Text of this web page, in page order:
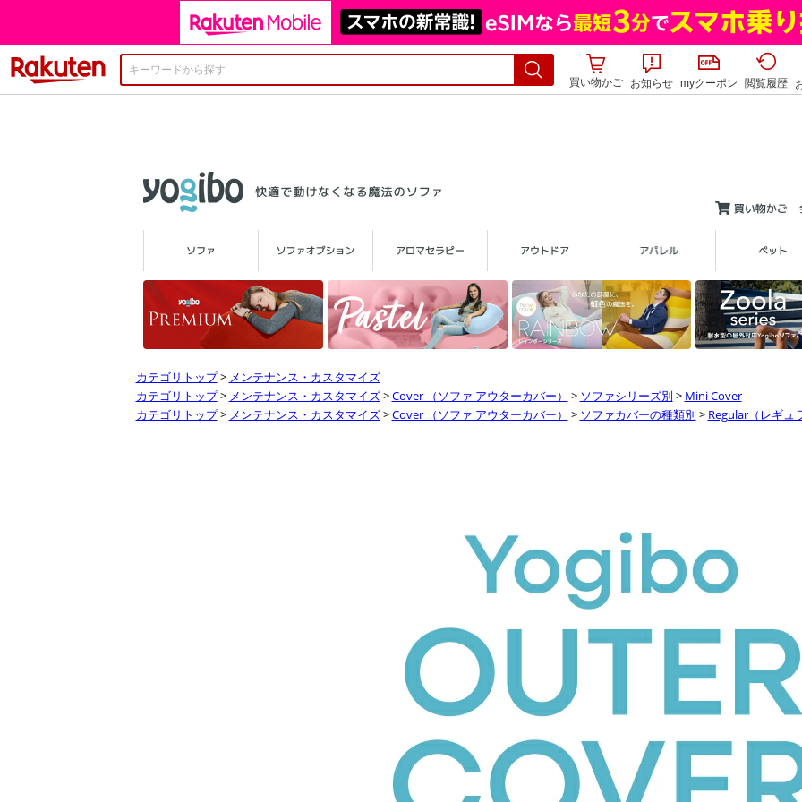
買い物かご
お知らせ myクーポン 閲覧履歴
カテゴリトップ> メンテナンス・カスタマイズ
カテゴリトップ> メンテナンス・カスタマイズ>Cover （ソファ アウターカバー） > ソファシリーズ別 > Mini Cover
カテゴリトップ> メンテナンス・カスタマイズ>Cover （ソファ アウターカバー） > ソファカバーの種類別 > Regular（レギュ